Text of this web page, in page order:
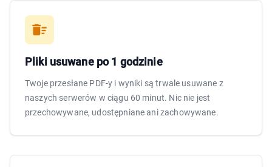
Pliki usuwane po 1 godzinie
Twoje przesłane PDF-y i wyniki są trwale usuwane z
naszych serwerów w ciągu 60 minut. Nic nie jest
przechowywane, udostępniane ani zachowywane.